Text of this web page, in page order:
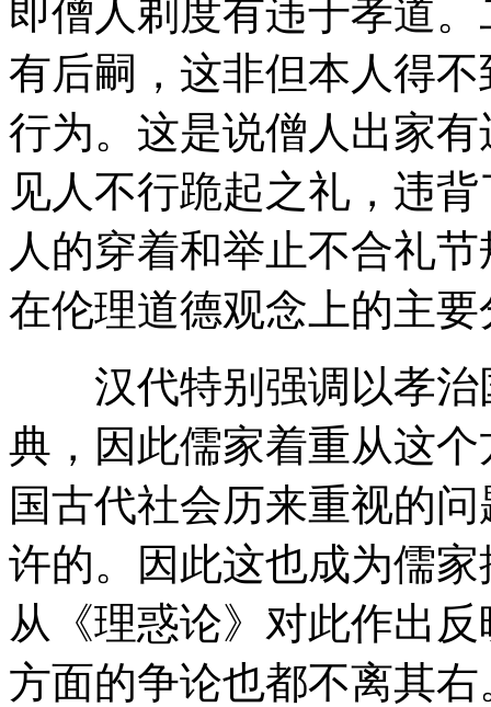
即僧人剃度有违于孝道
有后嗣，这非但本人得
行为。这是说僧人出家
见人不行跪起之礼，违
人的穿着和举止不合礼
在伦理道德观念上的主要
汉代特别强调以孝治
典，因此儒家着重从这
国古代社会历来重视的
许的。因此这也成为儒
从《理惑论》对此作出
方面的争论也都不离其